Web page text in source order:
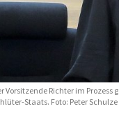
Vorsitzende Richter im Prozess
Staats. Foto: Peter Schulze